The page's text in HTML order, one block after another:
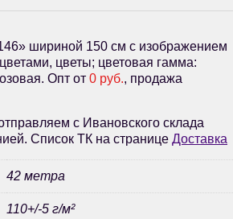
шириной 150 см с изображением
цветы; цветовая гамма:
Опт от 0 руб., продажа
с Ивановского склада
Список ТК на странице Доставка
42 метра
110+/-5 г/м²